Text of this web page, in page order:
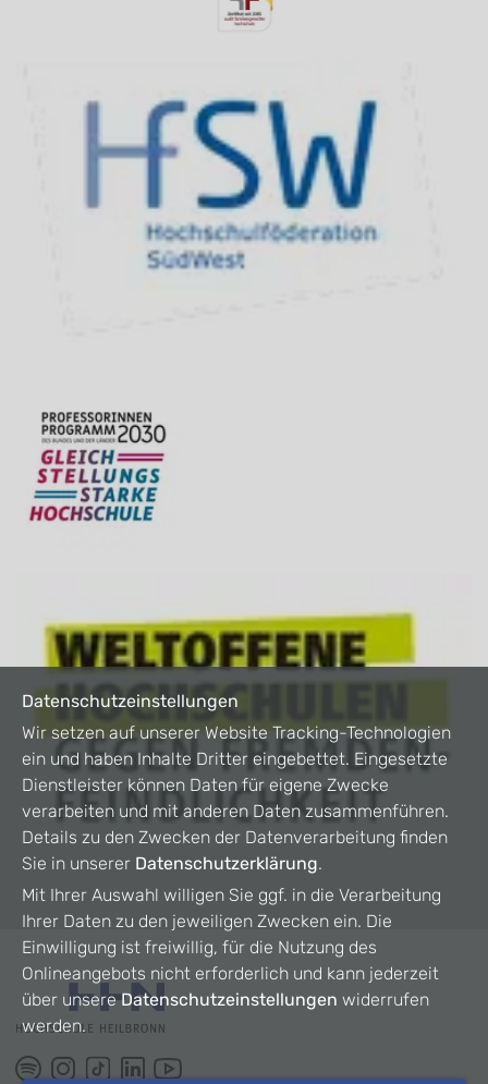
Datenschutzeinstellungen
Wir setzen auf unserer Website Tracking-Technologien
ein und haben Inhalte Dritter eingebettet. Eingesetzte
Dienstleister können Daten für eigene Zwecke
verarbeiten und mit anderen Daten zusammenführen.
Details zu den Zwecken der Datenverarbeitung finden
Sie in unserer Datenschutzerklärung.
Mit Ihrer Auswahl willigen Sie ggf. in die Verarbeitung
Ihrer Daten zu den jeweiligen Zwecken ein. Die
Einwilligung ist freiwillig, für die Nutzung des
Onlineangebots nicht erforderlich und kann jederzeit
über unsereDatenschutzeinstellungen widerrufen
werden.